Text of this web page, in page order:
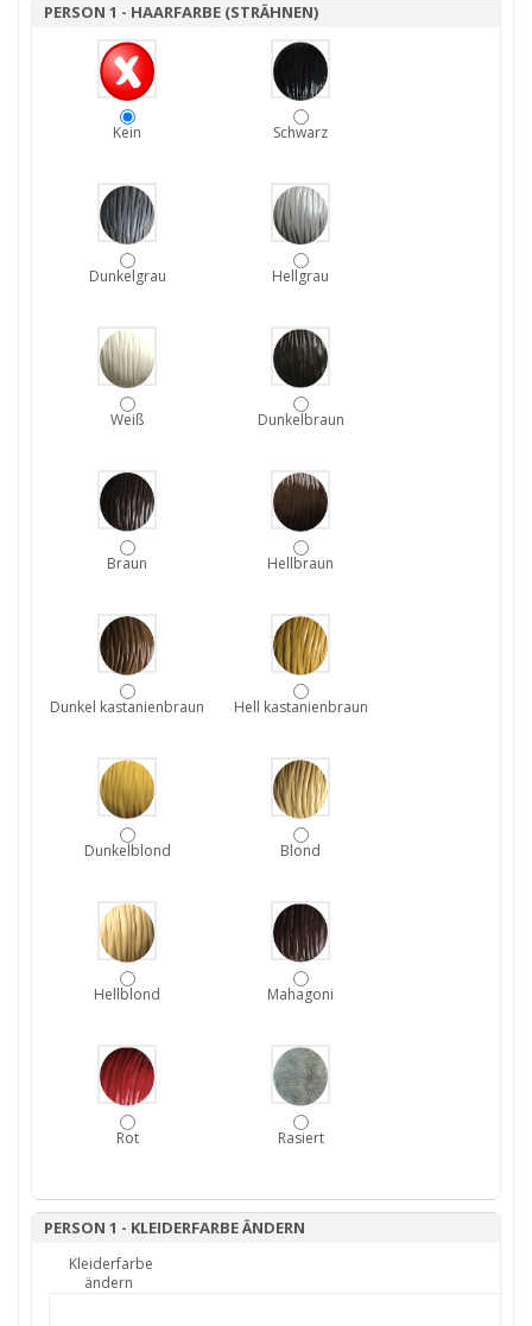
PERSON 1 - HAARFARBE (STRÄHNEN)
Kein Schwarz
Dunkelgrau Hellgrau
Weiß Dunkelbraun
Braun Hellbraun
Dunkel kastanienbraun Hell kastanienbraun
Dunkelblond Blond
Hellblond Mahagoni
Rot Rasiert
PERSON 1 - KLEIDERFARBE ÄNDERN
Kleiderfarbe
ändern